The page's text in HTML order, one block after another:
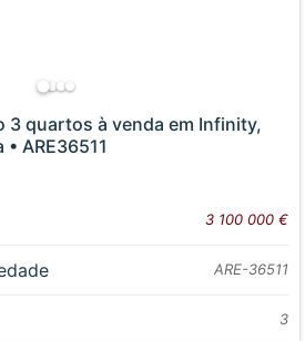
3 quartos à venda em Infinity,
ARE36511
3 100 000 €
ARE-36511
3